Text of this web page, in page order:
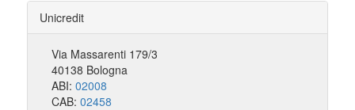
Unicredit
Via Massarenti 179/3
40138 Bologna
ABI: 02008
CAB: 02458